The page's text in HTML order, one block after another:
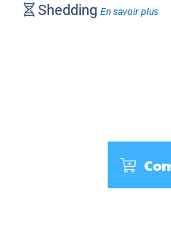
Shedding En savoir plus